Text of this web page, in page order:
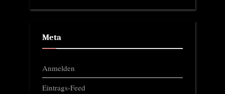
Meta
Anmelden
Eintrags-Feed